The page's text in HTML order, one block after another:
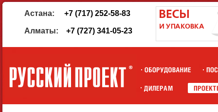
Астана: +7 (717) 252-58-83
Алматы: +7 (727) 341-05-23